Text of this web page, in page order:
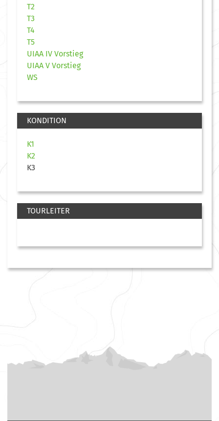
T2
T3
T4
T5
UIAA IV Vorstieg
UIAA V Vorstieg
WS
KONDITION
K1
K2
K3
TOURLEITER